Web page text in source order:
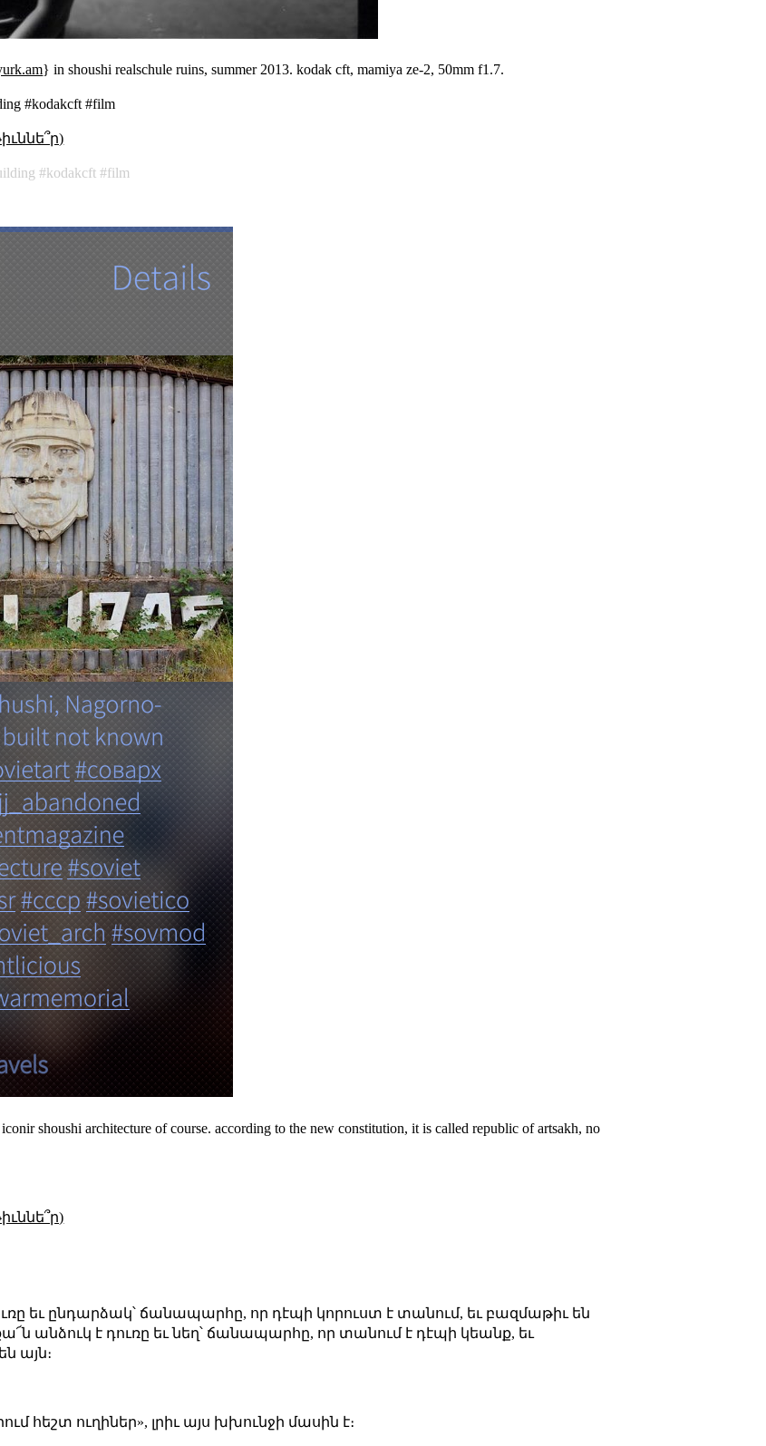
} in shoushi realschule ruins, summer 2013. kodak cft, mamiya ze-2, 50mm f1.7.
#kodakcft #film
kodakcft
film
shoushi architecture of course. according to the new constitution, it is called republic of artsakh, no
եւ ընդարձակ՝ ճանապարհը, որ դէպի կորուստ է տանում, եւ բազմաթիւ են
անձուկ է դուռը եւ նեղ՝ ճանապարհը, որ տանում է դէպի կեանք, եւ
այն։
հեշտ ուղիներ», լրիւ այս խխունջի մասին է։